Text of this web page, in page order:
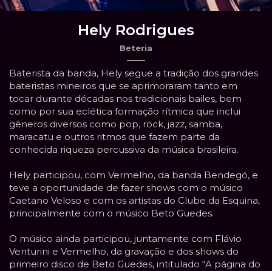
Hely Rodrigues
Beteria
Baterista da banda, Hely segue a tradição dos grandes
bateristas mineiros que se aprimoraram tanto em
tocar durante décadas nos tradicionais bailes, bem
como por sua eclética formação rítmica que inclui
gêneros diversos como pop, rock, jazz, samba,
maracatu e outros ritmos que fazem parte da
conhecida riqueza percussiva da música brasileira.
Hely participou, com Vermelho, da banda Bendegó, e
teve a oportunidade de fazer shows com o músico
Caetano Veloso e com os artistas do Clube da Esquina,
principalmente com o músico Beto Guedes.
O músico ainda participou, juntamente com Flávio
Venturini e Vermelho, da gravação e dos shows do
primeiro disco de Beto Guedes, intitulado “A página do